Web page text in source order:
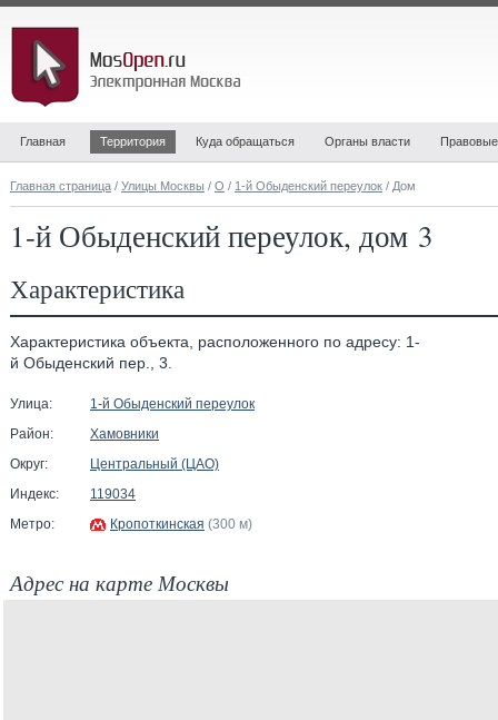
Главная Территория Куда обращаться Органы власти
Главная страница / Улицы Москвы / О / 1-й Обыденский переулок / Дом
1-й Обыденский переулок, дом 3
Характеристика
Характеристика объекта, расположенного по адресу: 1-
й Обыденский пер., 3.
Улица:
1-й Обыденский переулок
Район:
Хамовники
Округ:
Центральный (ЦАО)
Индекс:
119034
Метро:
Кропоткинская (300 м)
Адрес на карте Москвы